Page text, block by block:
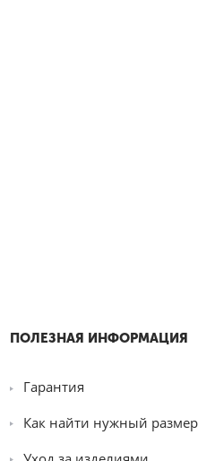
ПОЛЕЗНАЯ ИНФОРМАЦИЯ
Гарантия
Как найти нужный размер